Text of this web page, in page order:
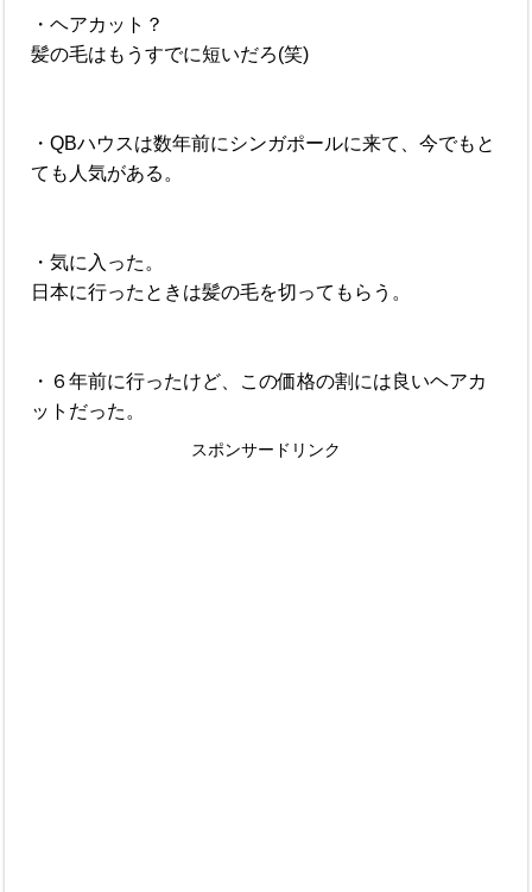
・ヘアカット？
髪の毛はもうすでに短いだろ(笑)
・QBハウスは数年前にシンガポールに来て、今でもと
ても人気がある。
・気に入った。
日本に行ったときは髪の毛を切ってもらう。
・６年前に行ったけど、この価格の割には良いヘアカ
ットだった。
スポンサードリンク